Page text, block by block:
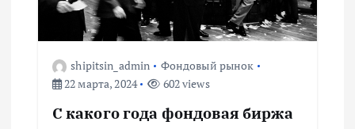
shipitsin_admin
Фондовый рынок
22 марта, 2024
602 views
С какого года фондовая биржа